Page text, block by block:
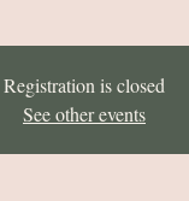
Registration is closed
See other events